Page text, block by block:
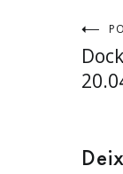
de
Post